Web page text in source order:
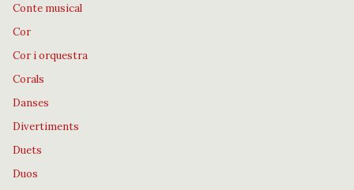
Conte musical
Cor
Cor i orquestra
Corals
Danses
Divertiments
Duets
Duos